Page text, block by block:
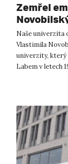
Zemřel
Naše univerzita
Vlastimila
univerzity, který
Labem v letech